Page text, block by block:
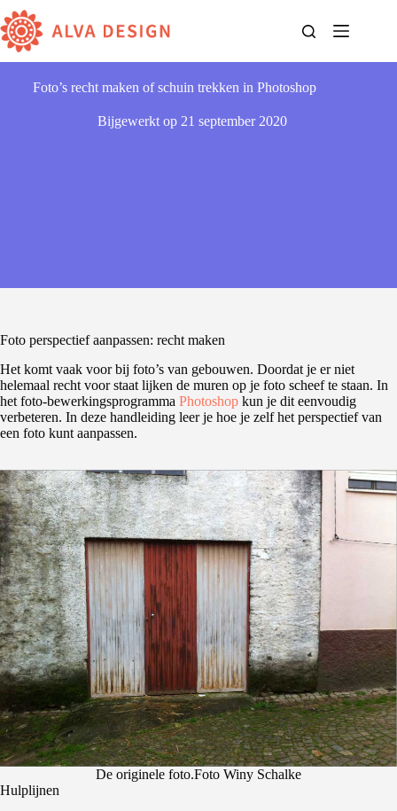
naar
de
inhoud
Foto’s recht maken of schuin trekken in Photoshop
Bijgewerkt op 21 september 2020
Foto perspectief aanpassen: recht maken
Het komt vaak voor bij foto’s van gebouwen. Doordat je er niet
helemaal recht voor staat lijken de muren op je foto scheef te staan. In
het foto-bewerkingsprogramma Photoshop kun je dit eenvoudig
verbeteren. In deze handleiding leer je hoe je zelf het perspectief van
een foto kunt aanpassen.
De originele foto.Foto Winy Schalke
Hulplijnen